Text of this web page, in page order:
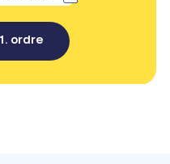
ordre